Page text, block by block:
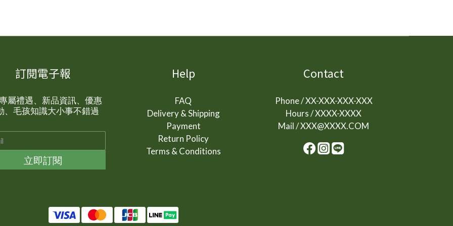
訂閱電子報
屬禮遇、新品資訊、優惠
、毛孩知識大小事不錯過
立即訂閱
Help
FAQ
Delivery & Shipping
Payment
Return Policy
Terms & Conditions
Contact
Phone / XX-XXX-XXX-XXX
Hours / XXXX-XXXX
Mail / XXX@XXXX.COM